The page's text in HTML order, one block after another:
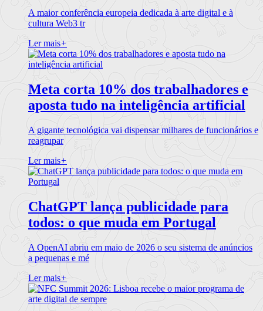
A maior conferência europeia dedicada à arte digital e à
cultura Web3 tr
Ler mais+
Meta corta 10% dos trabalhadores e
aposta tudo na inteligência artificial
A gigante tecnológica vai dispensar milhares de funcionários e
reagrupar
Ler mais+
ChatGPT lança publicidade para
todos: o que muda em Portugal
A OpenAI abriu em maio de 2026 o seu sistema de anúncios
a pequenas e mé
Ler mais+